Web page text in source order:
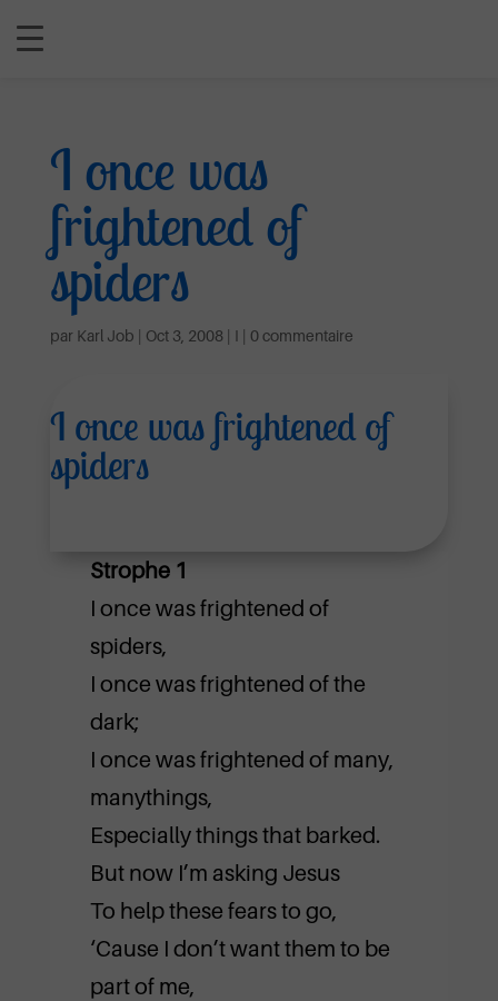
I once was
frightened of
spiders
par Karl Job | Oct 3, 2008 | I | 0 commentaire
I once was frightened of
spiders
Strophe 1
I once was frightened of
spiders,
I once was frightened of the
dark;
I once was frightened of many,
manythings,
Especially things that barked.
But now I’m asking Jesus
To help these fears to go,
‘Cause I don’t want them to be
part of me,